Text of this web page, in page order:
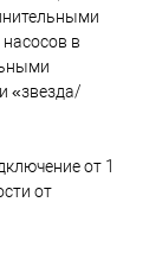
в
«звезда/
от 1
от